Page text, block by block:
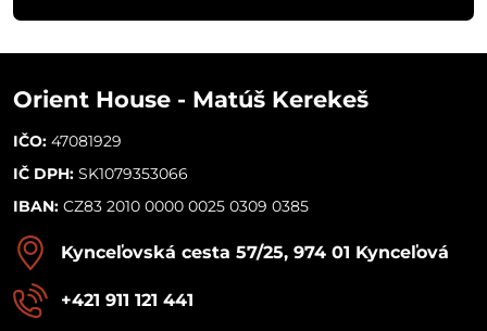
Orient House - Matúš Kerekeš
IČO: 47081929
IČ DPH: SK1079353066
IBAN: CZ83 2010 0000 0025 0309 0385
Kynceľovská cesta 57/25, 974 01 Kynceľová
+421 911 121 441